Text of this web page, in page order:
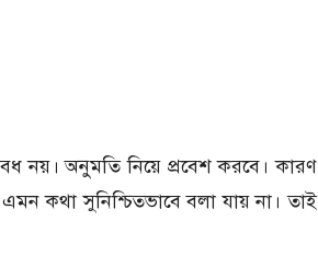
নয়। অনুমতি নিয়ে প্রবেশ করবে। কারণ
কথা সুনিশ্চিতভাবে বলা যায় না। তাই